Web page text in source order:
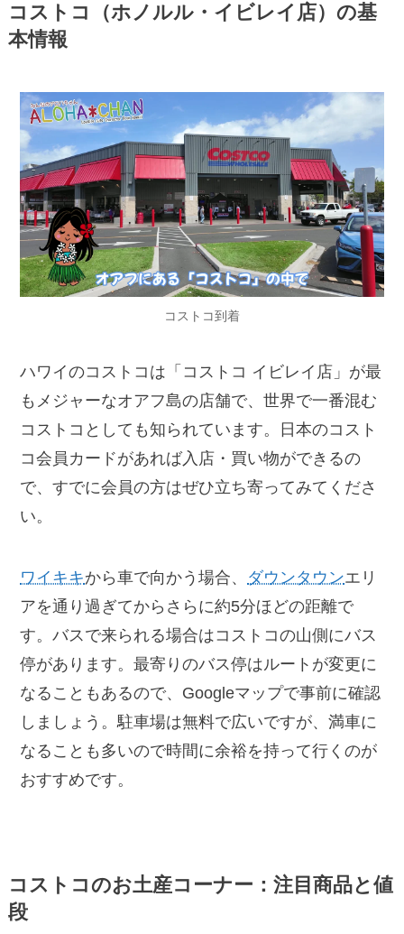
コストコ（ホノルル・イビレイ店）の基
本情報
コストコ到着
ハワイのコストコは「コストコ イビレイ店」が最
もメジャーなオアフ島の店舗で、世界で一番混む
コストコとしても知られています。日本のコスト
コ会員カードがあれば入店・買い物ができるの
で、すでに会員の方はぜひ立ち寄ってみてくださ
い。
ワイキキから車で向かう場合、 ダウンタウンエリ
アを通り過ぎてからさらに約5分ほどの距離で
す。バスで来られる場合はコストコの山側にバス
停があります。最寄りのバス停はルートが変更に
なることもあるので、Googleマップで事前に確認
しましょう。駐車場は無料で広いですが、満車に
なることも多いので時間に余裕を持って行くのが
おすすめです。
コストコのお土産コーナー：注目商品と値
段